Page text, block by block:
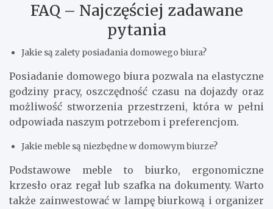
FAQ – Najczęściej zadawane
pytania
Jakie są zalety posiadania domowego biura?
Posiadanie domowego biura pozwala na elastyczne
godziny pracy, oszczędność czasu na dojazdy oraz
możliwość stworzenia przestrzeni, która w pełni
odpowiada naszym potrzebom i preferencjom.
Jakie meble są niezbędne w domowym biurze?
Podstawowe meble to biurko, ergonomiczne
krzesło oraz regał lub szafka na dokumenty. Warto
także zainwestować w lampę biurkową i organizer